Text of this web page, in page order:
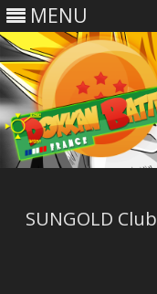
MENU
SUNGOLD Club